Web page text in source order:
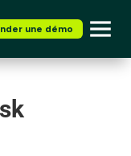
une démo